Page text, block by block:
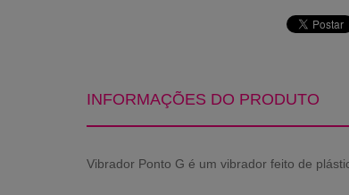
INFORMAÇÕES DO PRODUTO
Vibrador Ponto G é um vibrador feito de